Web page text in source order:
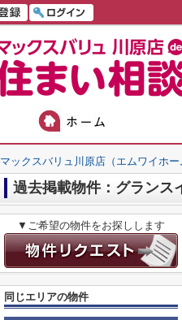
マックスバリュ川原店（エムワイホー
過去掲載物件：グランス
▼ご希望の物件をお探しします
同じエリアの物件